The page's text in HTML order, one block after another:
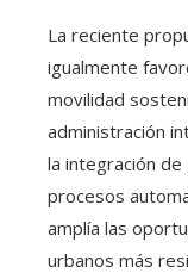
La reciente
igualmente
movilidad
administración
la integración
procesos
amplía las
urbanos más